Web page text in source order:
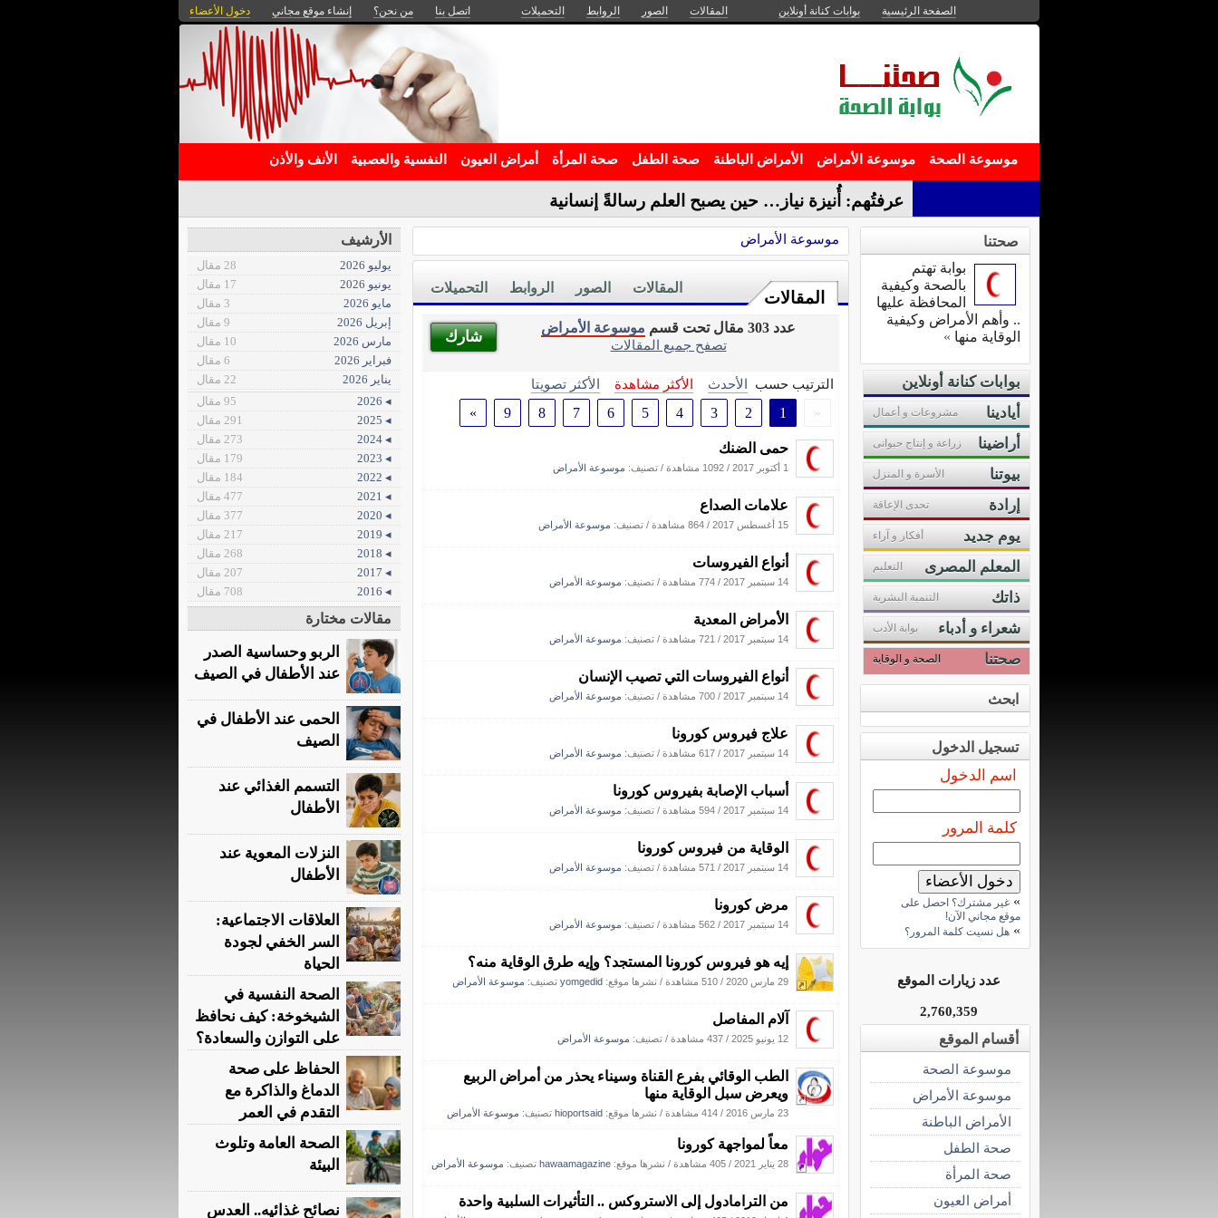
الصفحة الرئيسية بوابات كنانة أونلاين المقالات الصور الروابط التحميلات اتصل بنا من نحن؟ إنشاء موقع مجاني دخول الأعضاء
موسوعة الصحة موسوعة الأمراض الأمراض الباطنة صحة الطفل صحة المرأة أمراض العيون النفسية والعصبية الأنف والأذن
إ-
موسوعة الأمراض
المقالات
التحميلات الروابط الصور المقالات
شارك
عدد 303 مقال تحت قسم
موسوعة الأمراض
تصفح جميع المقالات
الترتيب حسب الأحدث الأكثر مشاهدة
الأكثر تصويتا
«
1
2
3
4
5
6
7
8
9
»
حمى الضنك
1 أكتوبر 2017 / 1092 مشاهدة / تصنيف: موسوعة الأمراض
علامات الصداع
15 أغسطس 2017 / 864 مشاهدة / تصنيف: موسوعة الأمراض
أنواع الفيروسات
14 سبتمبر 2017 / 774 مشاهدة / تصنيف: موسوعة الأمراض
الأمراض المعدية
14 سبتمبر 2017 / 721 مشاهدة / تصنيف: موسوعة الأمراض
أنواع الفيروسات التي تصيب الإنسان
14 سبتمبر 2017 / 700 مشاهدة / تصنيف: موسوعة الأمراض
علاج فيروس كورونا
14 سبتمبر 2017 / 617 مشاهدة / تصنيف: موسوعة الأمراض
أسباب الإصابة بفيروس كورونا
14 سبتمبر 2017 / 594 مشاهدة / تصنيف: موسوعة الأمراض
الوقاية من فيروس كورونا
14 سبتمبر 2017 / 571 مشاهدة / تصنيف: موسوعة الأمراض
مرض كورونا
14 سبتمبر 2017 / 562 مشاهدة / تصنيف: موسوعة الأمراض
إيه هو فيروس كورونا المستجد؟ وإيه طرق الوقاية منه؟
29 مارس 2020 / 510 مشاهدة / نشرها موقع: yomgedid تصنيف: موسوعة الأمراض
آلام المفاصل
12 يونيو 2025 / 437 مشاهدة / تصنيف: موسوعة الأمراض
الطب الوقائي بفرع القناة وسيناء يحذر من أمراض الربيع
ويعرض سبل الوقاية منها
23 مارس 2016 / 414 مشاهدة / نشرها موقع: hioportsaid تصنيف: موسوعة الأمراض
معاً لمواجهة كورونا
28 يناير 2021 / 405 مشاهدة / نشرها موقع: hawaamagazine تصنيف: موسوعة الأمراض
من الترامادول إلى الاستروكس .. التأثيرات السلبية واحدة
صحتنا
بوابة تهتم
بالصحة وكيفية
المحافظة عليها
.. وأهم الأمراض وكيفية
الوقاية منها »
بوابات كنانة أونلاين
أيادينا
مشروعات و أعمال
أراضينا زراعة و إنتاج حيوانى
بيوتنا الأسرة و المنزل
إرادة تحدى الإعاقة
يوم جديد أفكار و آراء
المعلم المصرى التعليم
ذاتك التنمية البشرية
شعراء و أدباء بوابة الأدب
صحتنا الصحة و الوقاية
ابحث
تسجيل الدخول
اسم الدخول
كلمة المرور
» غير مشترك؟ احصل على
موقع مجاني الآن!
» هل نسيت كلمة المرور؟
عدد زيارات الموقع
2,760,359
أقسام الموقع
موسوعة الصحة
موسوعة الأمراض
الأمراض الباطنة
صحة الطفل
صحة المرأة
أمراض العيون
الأرشيف
يوليو 2026
28 مقال
يونيو 2026
17 مقال
مايو 2026
3 مقال
إبريل 2026
9 مقال
مارس 2026
10 مقال
فبراير 2026
6 مقال
يناير 2026
22 مقال
◂ 2026
95 مقال
◂ 2025
291 مقال
◂ 2024
273 مقال
◂ 2023
179 مقال
◂ 2022
184 مقال
◂ 2021
477 مقال
◂ 2020
377 مقال
◂ 2019
217 مقال
◂ 2018
268 مقال
◂ 2017
207 مقال
◂ 2016
708 مقال
مقالات مختارة
الربو وحساسية الصدر
عند الأطفال في الصيف
الحمى عند الأطفال في
الصيف
التسمم الغذائي عند
الأطفال
النزلات المعوية عند
الأطفال
العلاقات الاجتماعية:
السر الخفي لجودة
الحياة
الصحة النفسية في
الشيخوخة: كيف نحافظ
على التوازن والسعادة؟
الحفاظ على صحة
الدماغ والذاكرة مع
التقدم في العمر
الصحة العامة وتلوث
البيئة
نصائح غذائيه.. العدس